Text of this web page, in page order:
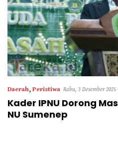
Daerah, Peristiwa Rabu, 3 Desember 2025
Kader IPNU Dorong
NU Sumenep